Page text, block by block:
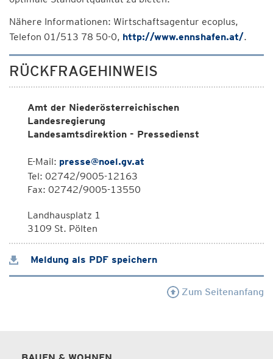
Nähere Informationen: Wirtschaftsagentur ecoplus,
Telefon 01/513 78 50-0, http://www.ennshafen.at/.
RÜCKFRAGEHINWEIS
Amt der Niederösterreichischen
Landesregierung
Landesamtsdirektion - Pressedienst
E-Mail: presse@noel.gv.at
Tel: 02742/9005-12163
Fax: 02742/9005-13550
Landhausplatz 1
3109 St. Pölten
Meldung als PDF speichern
Zum Seitenanfang